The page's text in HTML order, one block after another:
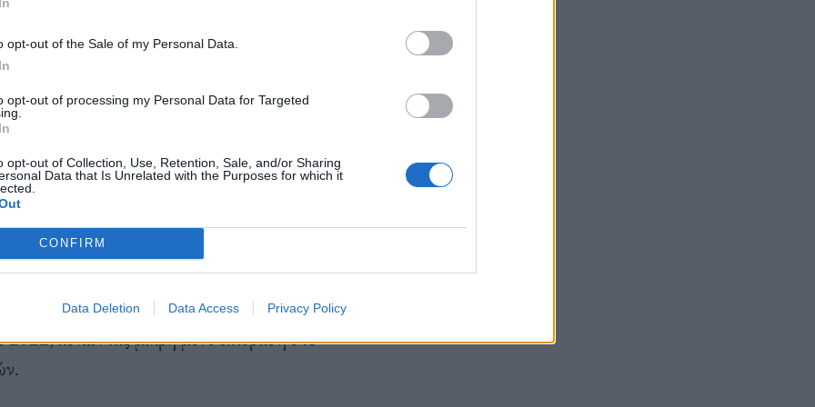
opt-out of the Sale of my Personal Data.
opt-out of processing my Personal Data for Targeted
opt-out of Collection, Use, Retention, Sale, and/or Sharing
Data that Is Unrelated with the Purposes for which it
CONFIRM
Data Deletion Data Access Privacy Policy
των στεγαστικών δανείων με διάρκεια άνω
και λοιπών δανείων προς ιδιώτες και
αμετάβλητα στο 1,9% και 6,3%
άρση της διευκολυντικής κατεύθυνσης
λαμβάνοντας υπόψη και την πρόσφατη έξαρση
των στεγαστικών δανείων αναμένεται να
2022, ασκώντας μικρή μόνο επίδραση στο